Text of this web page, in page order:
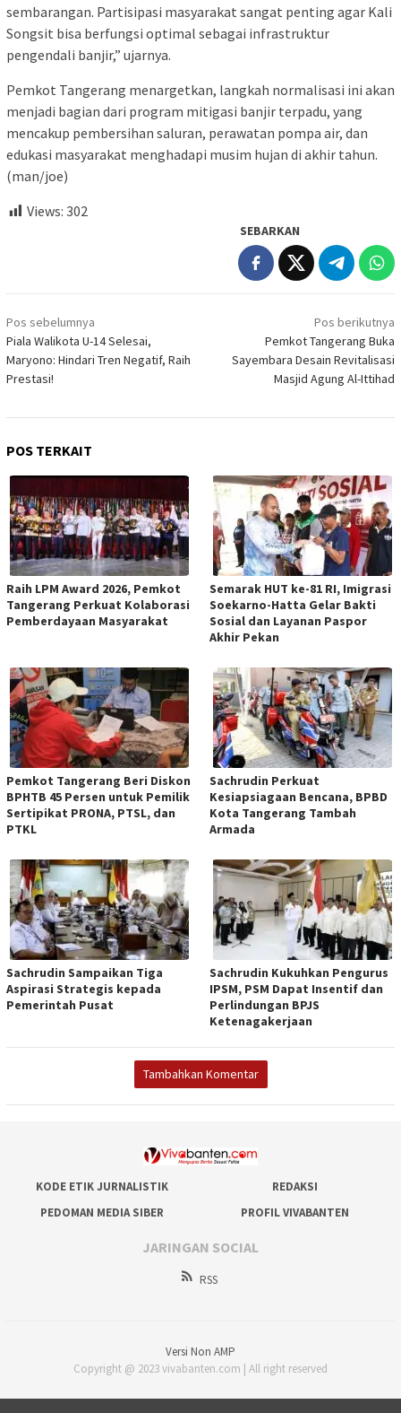
sembarangan. Partisipasi masyarakat sangat penting agar Kali
Songsit bisa berfungsi optimal sebagai infrastruktur
pengendali banjir,” ujarnya.
Pemkot Tangerang menargetkan, langkah normalisasi ini akan
menjadi bagian dari program mitigasi banjir terpadu, yang
mencakup pembersihan saluran, perawatan pompa air, dan
edukasi masyarakat menghadapi musim hujan di akhir tahun.
(man/joe)
Views: 302
SEBARKAN
Navigasi
pos
Pos sebelumnya
Piala Walikota U-14 Selesai,
Maryono: Hindari Tren Negatif, Raih
Prestasi!
Pos berikutnya
Pemkot Tangerang Buka
Sayembara Desain Revitalisasi
Masjid Agung Al-Ittihad
POS TERKAIT
Raih LPM Award 2026, Pemkot
Tangerang Perkuat Kolaborasi
Pemberdayaan Masyarakat
Semarak HUT ke-81 RI, Imigrasi
Soekarno-Hatta Gelar Bakti
Sosial dan Layanan Paspor
Akhir Pekan
Pemkot Tangerang Beri Diskon
BPHTB 45 Persen untuk Pemilik
Sertipikat PRONA, PTSL, dan
PTKL
Sachrudin Perkuat
Kesiapsiagaan Bencana, BPBD
Kota Tangerang Tambah
Armada
Sachrudin Sampaikan Tiga
Aspirasi Strategis kepada
Pemerintah Pusat
Sachrudin Kukuhkan Pengurus
IPSM, PSM Dapat Insentif dan
Perlindungan BPJS
Ketenagakerjaan
Tambahkan Komentar
KODE ETIK JURNALISTIK
REDAKSI
PEDOMAN MEDIA SIBER
PROFIL VIVABANTEN
JARINGAN SOCIAL
RSS
Versi Non AMP
Copyright @ 2023 vivabanten.com | All right reserved